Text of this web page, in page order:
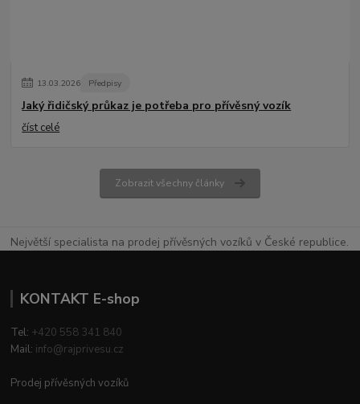
13.03.2026 Předpisy
Jaký řidičský průkaz je potřeba pro přívěsný vozík
číst celé
Zobrazit všechny články
Největší specialista na prodej přívěsných vozíků v České republice.
KONTAKT E-shop
Tel: +420 558 341 840
Mail: info@rajprivesu.cz
Prodej přívěsných vozíků